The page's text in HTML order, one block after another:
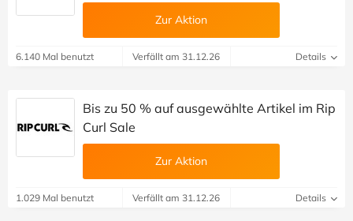
Zur Aktion
6.140 Mal benutzt Verfällt am 31.12.26 Details
Bis zu 50 % auf ausgewählte Artikel im Rip
Curl Sale
Zur Aktion
1.029 Mal benutzt Verfällt am 31.12.26 Details